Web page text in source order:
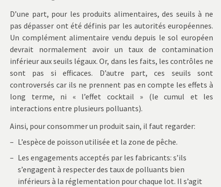
D’une part, pour les produits alimentaires, des seuils à ne
pas dépasser ont été définis par les autorités européennes.
Un complément alimentaire vendu depuis le sol européen
devrait normalement avoir un taux de contamination
inférieur aux seuils légaux. Or, dans les faits, les contrôles ne
sont pas si efficaces. D’autre part, ces seuils sont
controversés car ils ne prennent pas en compte les effets à
long terme, ni « l’effet cocktail » (le cumul et les
interactions entre plusieurs polluants).
Ainsi, pour consommer un produit sain, il faut regarder:
L’espèce de poisson utilisée et la zone de pêche.
Les engagements acceptés par les fabricants: s’ils
s’engagent à respecter des taux de polluants bien
inférieurs à la réglementation pour chaque lot. Il s’agit